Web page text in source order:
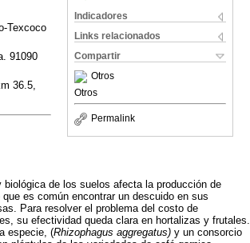
Indicadores
Links relacionados
Compartir
Otros
Otros
Permalink
Texcoco
91090
36.5,
de los suelos afecta la producción de
es común encontrar un descuido en sus
Para resolver el problema del costo de
su efectividad queda clara en hortalizas y frutales.
especie, (Rhizophagus aggregatus) y un consorcio